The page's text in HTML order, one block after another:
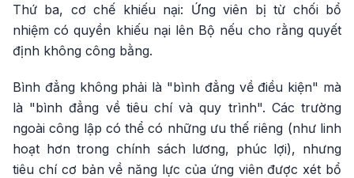
Thứ ba, cơ chế khiếu nại: Ứng viên bị từ chối bổ
nhiệm có quyền khiếu nại lên Bộ nếu cho rằng quyết
định không công bằng.
Bình đẳng không phải là "bình đẳng về điều kiện" mà
là "bình đẳng về tiêu chí và quy trình". Các trường
ngoài công lập có thể có những ưu thế riêng (như linh
hoạt hơn trong chính sách lương, phúc lợi), nhưng
tiêu chí cơ bản về năng lực của ứng viên được xét bổ